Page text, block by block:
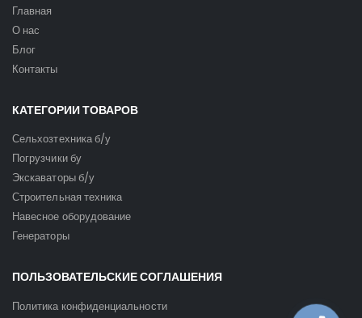
Главная
О нас
Блог
Контакты
КАТЕГОРИИ ТОВАРОВ
Сельхозтехника б/у
Погрузчики бу
Экскаваторы б/у
Строительная техника
Навесное оборудование
Генераторы
ПОЛЬЗОВАТЕЛЬСКИЕ СОГЛАШЕНИЯ
Политика конфиденциальности